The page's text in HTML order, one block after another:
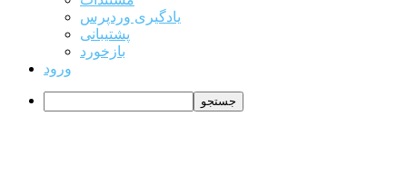
یادگیری وردپرس
پشتیبانی
بازخورد
ورود
جستجو